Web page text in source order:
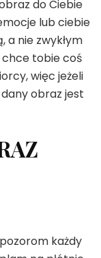
do Ciebie
lub ciebie
a nie zwykłym
tobie coś
więc jeżeli
obraz jest
każdy